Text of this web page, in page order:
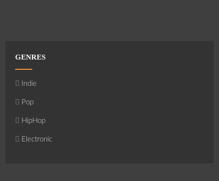
GENRES
Indie
Pop
HipHop
Electronic